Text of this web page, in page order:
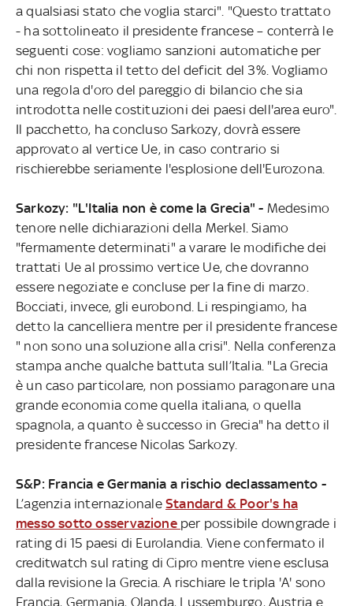
a qualsiasi stato che voglia starci". "Questo trattato
- ha sottolineato il presidente francese – conterrà le
seguenti cose: vogliamo sanzioni automatiche per
chi non rispetta il tetto del deficit del 3%. Vogliamo
una regola d'oro del pareggio di bilancio che sia
introdotta nelle costituzioni dei paesi dell'area euro".
Il pacchetto, ha concluso Sarkozy, dovrà essere
approvato al vertice Ue, in caso contrario si
rischierebbe seriamente l'esplosione dell'Eurozona.
Sarkozy: "L'Italia non è come la Grecia" - Medesimo
tenore nelle dichiarazioni della Merkel. Siamo
"fermamente determinati" a varare le modifiche dei
trattati Ue al prossimo vertice Ue, che dovranno
essere negoziate e concluse per la fine di marzo.
Bocciati, invece, gli eurobond. Li respingiamo, ha
detto la cancelliera mentre per il presidente francese
" non sono una soluzione alla crisi". Nella conferenza
stampa anche qualche battuta sull’Italia. "La Grecia
è un caso particolare, non possiamo paragonare una
grande economia come quella italiana, o quella
spagnola, a quanto è successo in Grecia" ha detto il
presidente francese Nicolas Sarkozy.
S&P: Francia e Germania a rischio declassamento -
L’agenzia internazionale Standard & Poor's ha
messo sotto osservazione per possibile downgrade i
rating di 15 paesi di Eurolandia. Viene confermato il
creditwatch sul rating di Cipro mentre viene esclusa
dalla revisione la Grecia. A rischiare le tripla 'A' sono
Francia, Germania, Olanda, Lussemburgo, Austria e